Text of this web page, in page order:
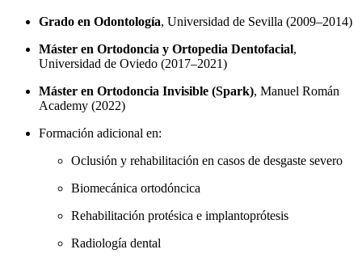
Grado en Odontología, Universidad de Sevilla (2009–2014)
Máster en Ortodoncia y Ortopedia Dentofacial,
Universidad de Oviedo (2017–2021)
Máster en Ortodoncia Invisible (Spark), Manuel Román
Academy (2022)
Formación adicional en:
Oclusión y rehabilitación en casos de desgaste severo
Biomecánica ortodóncica
Rehabilitación protésica e implantoprótesis
Radiología dental